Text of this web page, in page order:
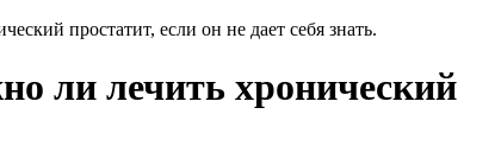
простатит, если он не дает себя знать.
ли лечить хронический